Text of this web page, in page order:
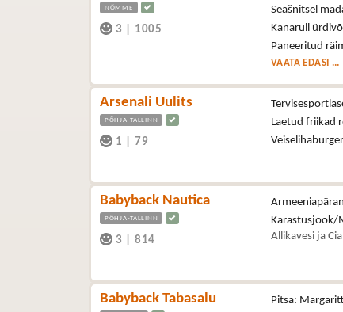
NÕMME
3 1005
Seašnitsel
Kanarull
Paneeritud
VAATA EDASI ...
Arsenali Uulits
PÕHJA-TALLINN
1 79
Laetud friikad
Babyback Nautica
PÕHJA-TALLINN
3 814
Karastusjook/
Allikavesi ja
Babyback Tabasalu Pitsa: